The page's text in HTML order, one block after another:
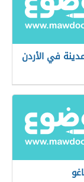
في الأردن